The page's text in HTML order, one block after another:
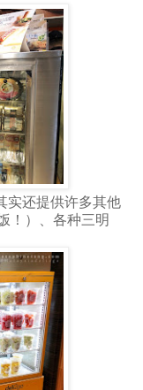
实还提供许多其他
！）、各种三明